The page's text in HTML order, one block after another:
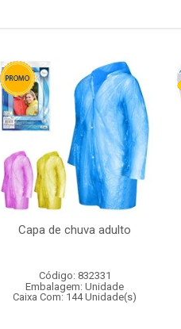
Capa de chuva adulto
Código: 832331
Embalagem: Unidade
Caixa Com: 144 Unidade(s)